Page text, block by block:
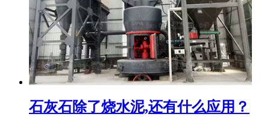
石灰石除了烧水泥,还有什么应用？